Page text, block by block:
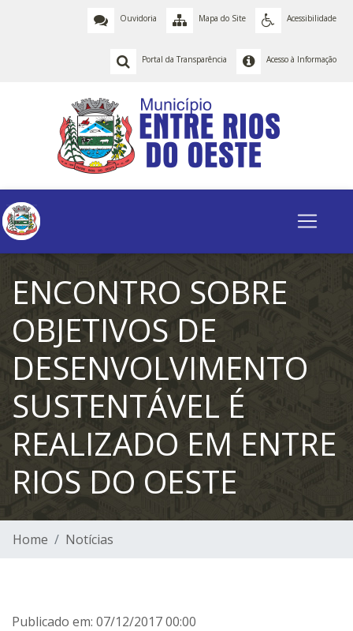
Acessibilidade
Mapa do Site
Ouvidoria
Acesso à Informação
Portal da Transparência
ENCONTRO SOBRE
OBJETIVOS DE
DESENVOLVIMENTO
SUSTENTÁVEL É
REALIZADO EM ENTRE
RIOS DO OESTE
Home Notícias
Publicado em: 07/12/2017 00:00